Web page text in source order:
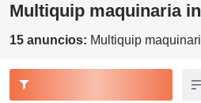
Multiquip maquinaria
15 anuncios: Multiquip